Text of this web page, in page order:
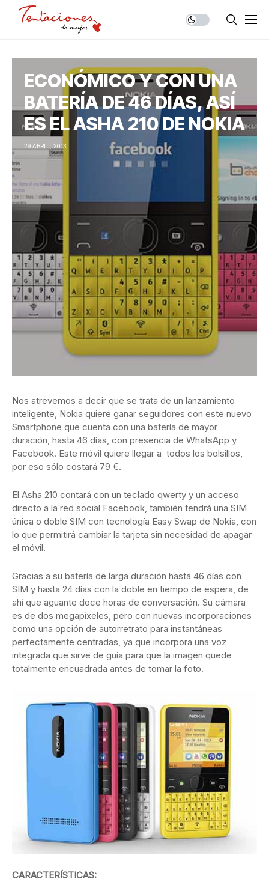
ECONÓMICO Y CON UNA
BATERÍA DE 46 DÍAS, ASÍ
ES EL ASHA 210 DE NOKIA
29 ABRIL, 2013
Nos atrevemos a decir que se trata de un lanzamiento
inteligente, Nokia quiere ganar seguidores con este nuevo
Smartphone que cuenta con una batería de mayor
duración, hasta 46 días, con presencia de WhatsApp y
Facebook. Este móvil quiere llegar a todos los bolsillos,
por eso sólo costará 79 €.
El Asha 210 contará con un teclado qwerty y un acceso
directo a la red social Facebook, también tendrá una SIM
única o doble SIM con tecnología Easy Swap de Nokia, con
lo que permitirá cambiar la tarjeta sin necesidad de apagar
el móvil.
Gracias a su batería de larga duración hasta 46 días con
SIM y hasta 24 días con la doble en tiempo de espera, de
ahí que aguante doce horas de conversación. Su cámara
es de dos megapíxeles, pero con nuevas incorporaciones
como una opción de autorretrato para instantáneas
perfectamente centradas, ya que incorpora una voz
integrada que sirve de guía para que la imagen quede
totalmente encuadrada antes de tomar la foto.
CARACTERÍSTICAS: